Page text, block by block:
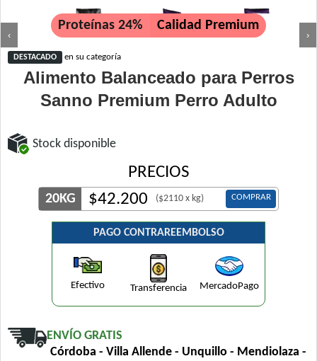
‹ ›
Proteínas 24% Calidad Premium
DESTACADO en su categoría
Alimento Balanceado para Perros
Sanno Premium Perro Adulto
Stock disponible
PRECIOS
20KG $42.200 ($2110 x kg) COMPRAR
PAGO CONTRAREEMBOLSO
Efectivo Transferencia MercadoPago
ENVÍO GRATIS
Córdoba - Villa Allende - Unquillo - Mendiolaza -